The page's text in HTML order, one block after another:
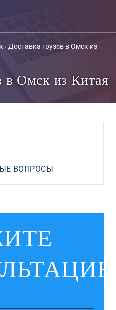
› Доставка грузов в Омск из
в Омск из Китая
ВОПРОСЫ